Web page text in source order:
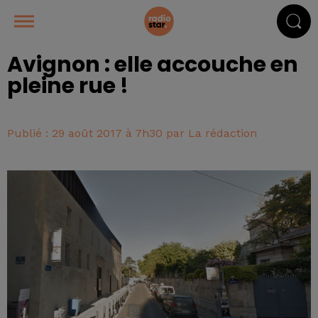
Avignon : elle accouche en
pleine rue !
Publié : 29 août 2017 à 7h30 par La rédaction